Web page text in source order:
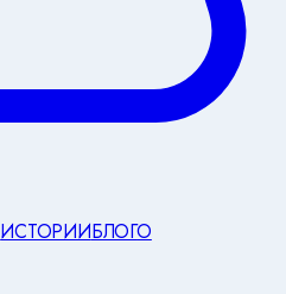
ИСТОРИИБЛОГО